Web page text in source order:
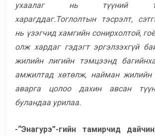
ухаалаг нь түүний
харагддаг.Тоглолтын тэсрэлт,
нь үзэгчид хамгийн сонирхолтой,
олж хардаг гэдэгт эргэлзэхгүй
жилийн лигийн тэмцээнд
амжилтад хөтөлж, найман жилийн
аварга цолоо дахин авсан
буландаа урилаа.
-“Энагурэ”-гийн тамирчид